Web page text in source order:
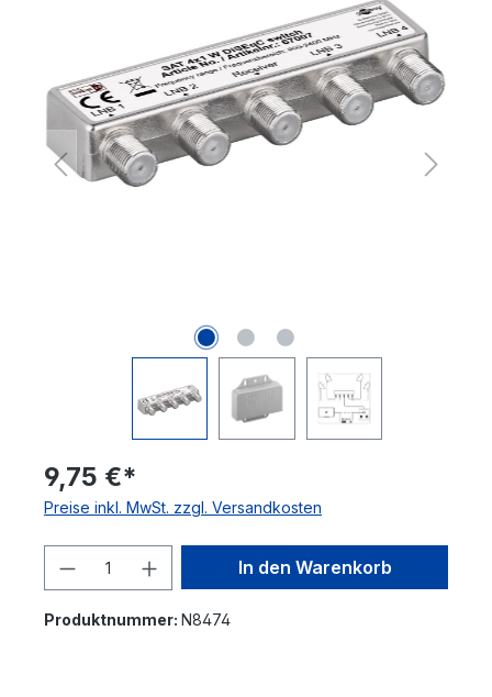
9,75 €*
Preise inkl. MwSt. zzgl. Versandkosten
Produkt Anzahl: Gib den
In den Warenkorb
Produktnummer: N8474